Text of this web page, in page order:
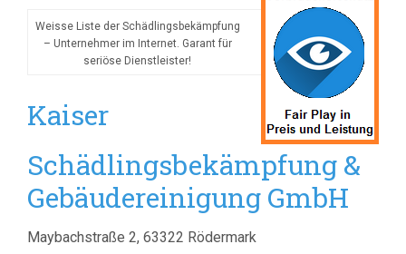
Weisse Liste der Schädlingsbekämpfung
– Unternehmer im Internet. Garant für
seriöse Dienstleister!
Kaiser
Schädlingsbekämpfung &
Gebäudereinigung GmbH
Maybachstraße 2, 63322 Rödermark